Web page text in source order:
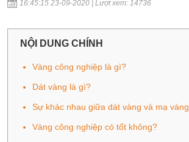
16:45:15 23-09-2020 | Lượt xem: 14736
NỘI DUNG CHÍNH
Vàng công nghiệp là gì?
Dát vàng là gì?
Sự khác nhau giữa dát vàng và mạ vàng
Vàng công nghiệp có tốt không?